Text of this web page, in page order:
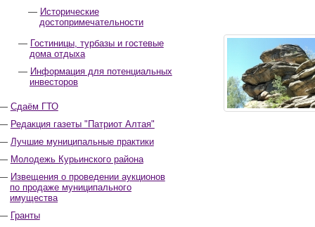
Исторические
достопримечательности
Гостиницы, турбазы и гостевые
дома отдыха
Информация для потенциальных
инвесторов
Сдаём ГТО
Редакция газеты "Патриот Алтая"
Лучшие муниципальные практики
Молодежь Курьинского района
Извещения о проведении аукционов
по продаже муниципального
имущества
Гранты